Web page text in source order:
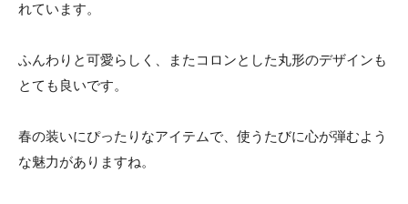
れています。
ふんわりと可愛らしく、またコロンとした丸形のデザインも
とても良いです。
春の装いにぴったりなアイテムで、使うたびに心が弾むよう
な魅力がありますね。